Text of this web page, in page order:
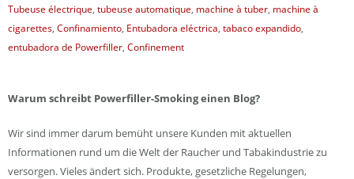
Tubeuse électrique, tubeuse automatique, machine à tuber, machine à
cigarettes, Confinamiento, Entubadora eléctrica, tabaco expandido,
entubadora de Powerfiller, Confinement
Warum schreibt Powerfiller-Smoking einen Blog?
Wir sind immer darum bemüht unsere Kunden mit aktuellen
Informationen rund um die Welt der Raucher und Tabakindustrie zu
versorgen. Vieles ändert sich. Produkte, gesetzliche Regelungen,